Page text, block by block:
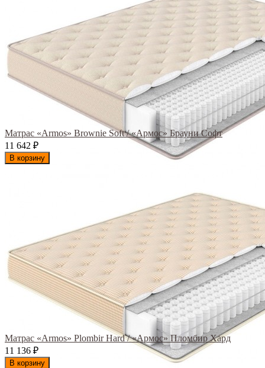
Матрас «Armos» Brownie Soft / «Армос» Брауни Софт
11 642 ₽
В корзину
Матрас «Armos» Plombir Hard / «Армос» Пломбир Хард
11 136 ₽
В корзину